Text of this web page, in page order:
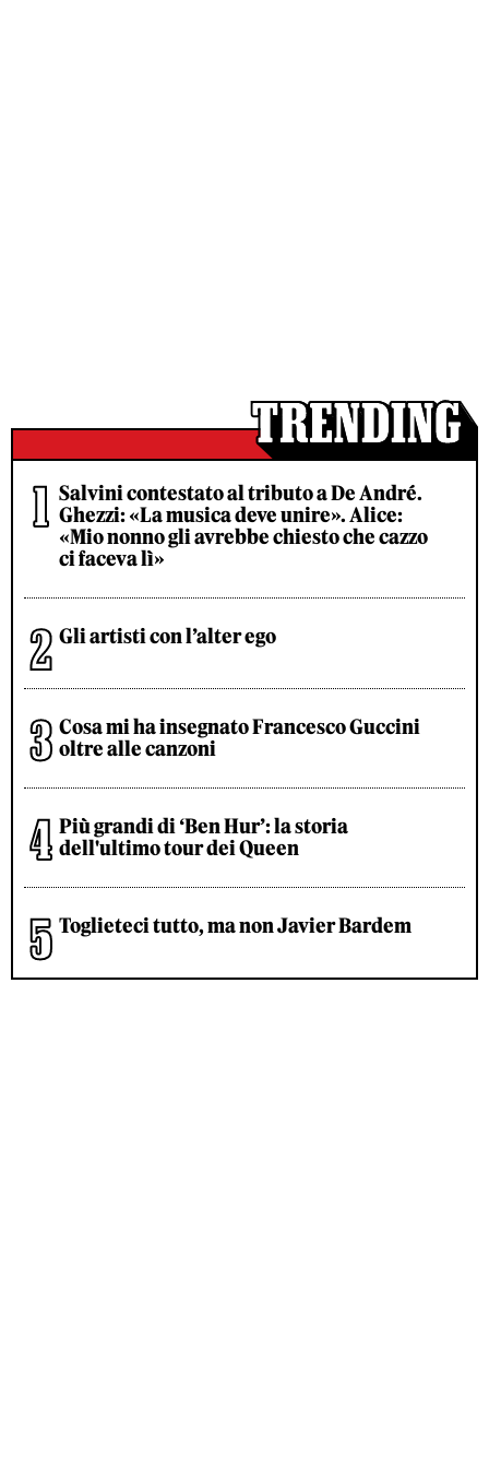
Salvini contestato al tributo a De André.
Ghezzi: «La musica deve unire». Alice:
«Mio nonno gli avrebbe chiesto che cazzo
ci faceva lì»
Gli artisti con l’alter ego
Cosa mi ha insegnato Francesco Guccini
oltre alle canzoni
Più grandi di ‘Ben Hur’: la storia
dell'ultimo tour dei Queen
Toglieteci tutto, ma non Javier Bardem